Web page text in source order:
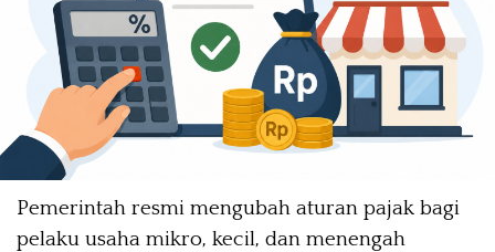
Pemerintah resmi mengubah aturan pajak bagi
pelaku usaha mikro, kecil, dan menengah